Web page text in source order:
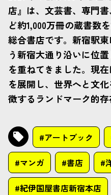
店』は、文芸書、専門
ど約1,000万冊の蔵書数
総合書店です。新宿駅
う新宿大通り沿いに位
を重ねてきました。現
を展開し、世界へと文
徴するランドマーク的存
#アートブック
#マンガ #書店 #
#紀伊国屋書店新宿本店